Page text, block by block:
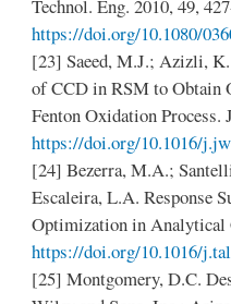
Technol. Eng. 2010, 49,
https://doi.org/10.1080/
[23] Saeed, M.J.; Azizli,
of CCD in RSM to Obtain
Fenton Oxidation Process.
https://doi.org/10.1016/
[24] Bezerra, M.A.;
Escaleira, L.A. Response
Optimization in Analytical
https://doi.org/10.1016/
[25] Montgomery, D.C.